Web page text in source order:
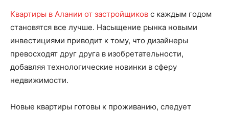
Квартиры в Алании от застройщиков с каждым годом
становятся все лучше. Насыщение рынка новыми
инвестициями приводит к тому, что дизайнеры
превосходят друг друга в изобретательности,
добавляя технологические новинки в сферу
недвижимости.
Новые квартиры готовы к проживанию, следует